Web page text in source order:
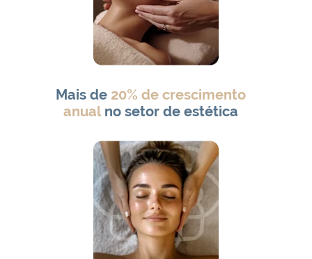
Mais de 20% de crescimento
anual no setor de estética